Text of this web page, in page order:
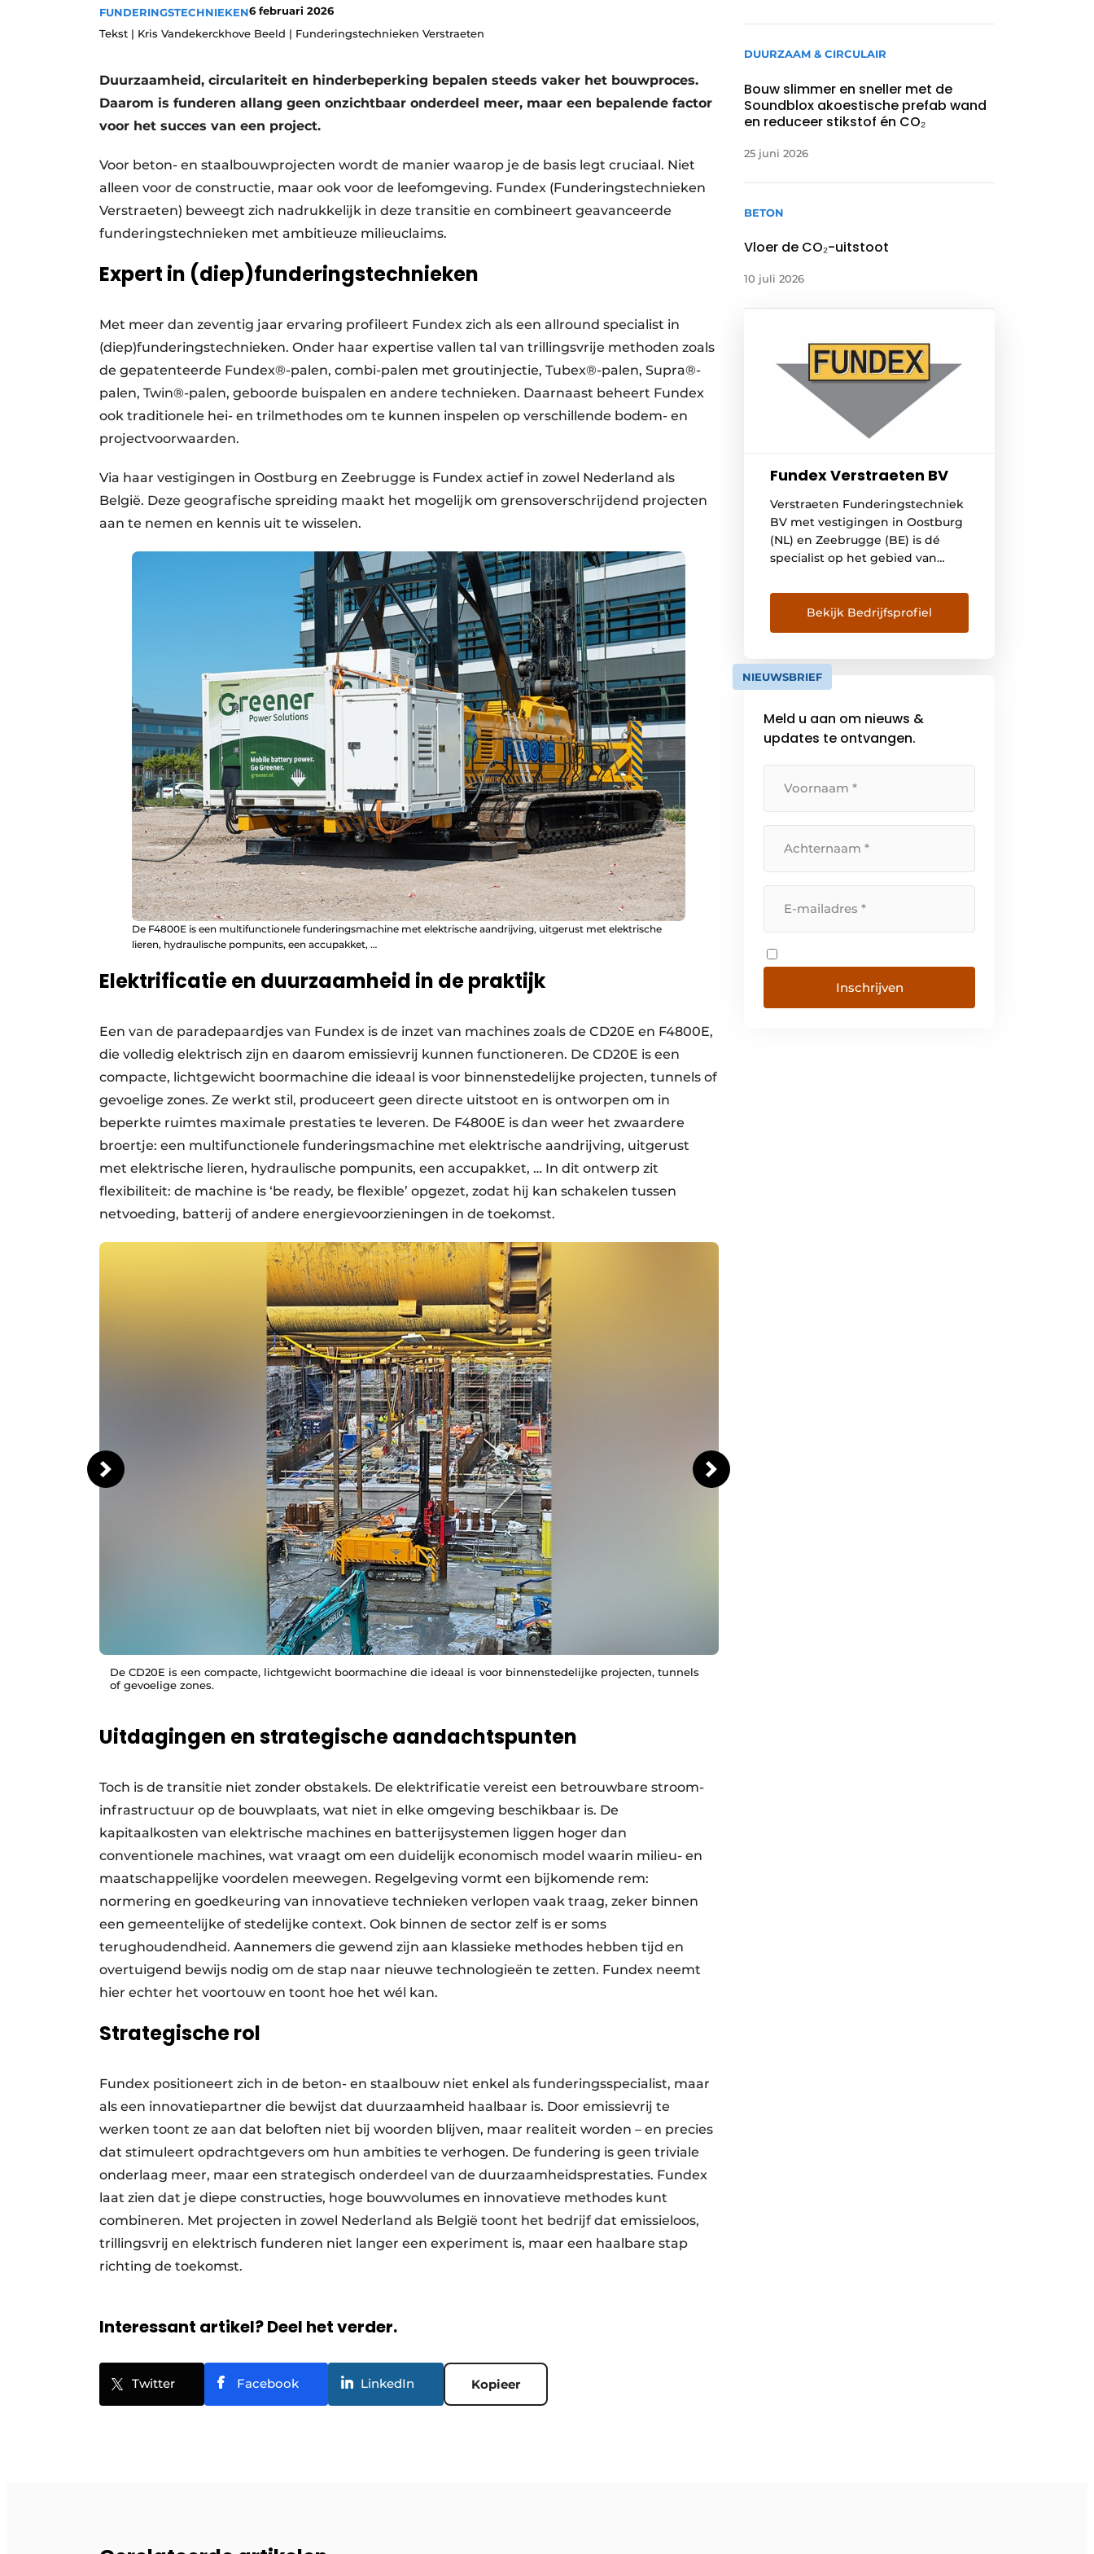
Vacature aanmelden
FUNDERINGSTECHNIEKEN6 februari 2026
Tekst | Kris Vandekerckhove Beeld | Funderingstechnieken Verstraeten
Duurzaamheid, circulariteit en hinderbeperking bepalen steeds vaker het bouwproces.
Daarom is funderen allang geen onzichtbaar onderdeel meer, maar een bepalende factor
voor het succes van een project.
Voor beton- en staalbouwprojecten wordt de manier waarop je de basis legt cruciaal. Niet
alleen voor de constructie, maar ook voor de leefomgeving. Fundex (Funderingstechnieken
Verstraeten) beweegt zich nadrukkelijk in deze transitie en combineert geavanceerde
funderingstechnieken met ambitieuze milieuclaims.
Expert in (diep)funderingstechnieken
Met meer dan zeventig jaar ervaring profileert Fundex zich als een allround specialist in
(diep)funderingstechnieken. Onder haar expertise vallen tal van trillingsvrije methoden zoals
de gepatenteerde Fundex®-palen, combi-palen met groutinjectie, Tubex®-palen, Supra®-
palen, Twin®-palen, geboorde buispalen en andere technieken. Daarnaast beheert Fundex
ook traditionele hei- en trilmethodes om te kunnen inspelen op verschillende bodem- en
projectvoorwaarden.
Via haar vestigingen in Oostburg en Zeebrugge is Fundex actief in zowel Nederland als
België. Deze geografische spreiding maakt het mogelijk om grensoverschrijdend projecten
aan te nemen en kennis uit te wisselen.
De F4800E is een multifunctionele funderingsmachine met elektrische aandrijving, uitgerust met elektrische
lieren, hydraulische pompunits, een accupakket, …
Elektrificatie en duurzaamheid in de praktijk
Een van de paradepaardjes van Fundex is de inzet van machines zoals de CD20E en F4800E,
die volledig elektrisch zijn en daarom emissievrij kunnen functioneren. De CD20E is een
compacte, lichtgewicht boormachine die ideaal is voor binnenstedelijke projecten, tunnels of
gevoelige zones. Ze werkt stil, produceert geen directe uitstoot en is ontworpen om in
beperkte ruimtes maximale prestaties te leveren. De F4800E is dan weer het zwaardere
broertje: een multifunctionele funderingsmachine met elektrische aandrijving, uitgerust
met elektrische lieren, hydraulische pompunits, een accupakket, … In dit ontwerp zit
flexibiliteit: de machine is ‘be ready, be flexible’ opgezet, zodat hij kan schakelen tussen
netvoeding, batterij of andere energievoorzieningen in de toekomst.
De CD20E is een compacte, lichtgewicht boormachine die ideaal is voor binnenstedelijke projecten, tunnels
of gevoelige zones.
Uitdagingen en strategische aandachtspunten
Toch is de transitie niet zonder obstakels. De elektrificatie vereist een betrouwbare stroom-
infrastructuur op de bouwplaats, wat niet in elke omgeving beschikbaar is. De
kapitaalkosten van elektrische machines en batterijsystemen liggen hoger dan
conventionele machines, wat vraagt om een duidelijk economisch model waarin milieu- en
maatschappelijke voordelen meewegen. Regelgeving vormt een bijkomende rem:
normering en goedkeuring van innovatieve technieken verlopen vaak traag, zeker binnen
een gemeentelijke of stedelijke context. Ook binnen de sector zelf is er soms
terughoudendheid. Aannemers die gewend zijn aan klassieke methodes hebben tijd en
overtuigend bewijs nodig om de stap naar nieuwe technologieën te zetten. Fundex neemt
hier echter het voortouw en toont hoe het wél kan.
Strategische rol
Fundex positioneert zich in de beton- en staalbouw niet enkel als funderingsspecialist, maar
als een innovatiepartner die bewijst dat duurzaamheid haalbaar is. Door emissievrij te
werken toont ze aan dat beloften niet bij woorden blijven, maar realiteit worden – en precies
dat stimuleert opdrachtgevers om hun ambities te verhogen. De fundering is geen triviale
onderlaag meer, maar een strategisch onderdeel van de duurzaamheidsprestaties. Fundex
laat zien dat je diepe constructies, hoge bouwvolumes en innovatieve methodes kunt
combineren. Met projecten in zowel Nederland als België toont het bedrijf dat emissieloos,
trillingsvrij en elektrisch funderen niet langer een experiment is, maar een haalbare stap
richting de toekomst.
Interessant artikel? Deel het verder.
Twitter Facebook LinkedIn Kopieer
DUURZAAM & CIRCULAIR
Bouw slimmer en sneller met de
Soundblox akoestische prefab wand
en reduceer stikstof én CO₂
25 juni 2026
BETON
Vloer de CO₂-uitstoot
10 juli 2026
Fundex Verstraeten BV
Verstraeten Funderingstechniek
BV met vestigingen in Oostburg
(NL) en Zeebrugge (BE) is dé
specialist op het gebied van
fundaties. Het uitgebreide
aanbod van Fundex in
combinatie met de meer dan 70
internationale ervaring, zorgen
ervoor dat wij dé flexibele en
ieder funderingsproject.
Verstraeten Funderingstechniek
Bekijk Bedrijfsprofiel
NIEUWSBRIEF
Meld u aan om nieuws &
updates te ontvangen.
Inschrijven